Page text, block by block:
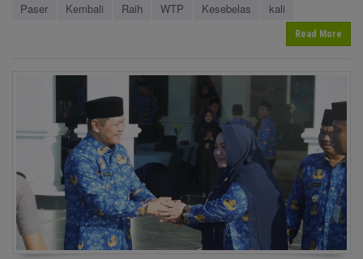
Paser Kembali Raih WTP Kesebelas kali
Read More